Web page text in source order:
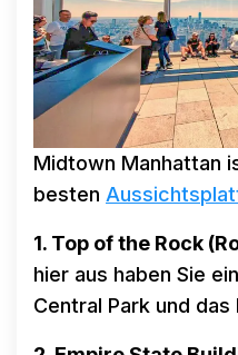
Midtown Manhattan
besten
1. Top of the Rock
hier aus haben Sie
Central Park und das